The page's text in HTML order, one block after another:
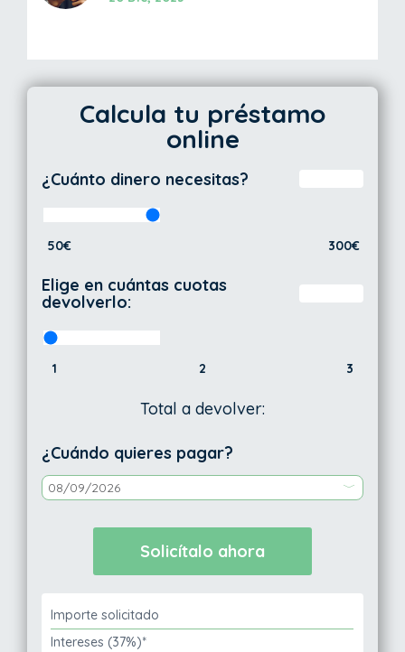
Calcula tu préstamo
online
¿Cuánto dinero necesitas?
50€ 300€
Elige en cuántas cuotas
devolverlo:
1 2 3
Total a devolver:
¿Cuándo quieres pagar?
Importe solicitado
Intereses (37%)*